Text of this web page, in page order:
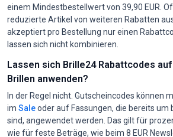
einem Mindestbestellwert von 39,90 EUR.
reduzierte Artikel von weiteren Rabatten
akzeptiert pro Bestellung nur einen
lassen sich nicht kombinieren.
Lassen sich Brille24 Rabattcodes
Brillen anwenden?
In der Regel nicht. Gutscheincodes können
im Saleoder auf Fassungen, die bereits um
sind, angewendet werden. Das gilt für
wie für feste Beträge, wie beim 8 EUR